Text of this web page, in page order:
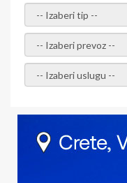
- izaberi tip -
- izaberi prevoz -
- Izaberite uslugu -